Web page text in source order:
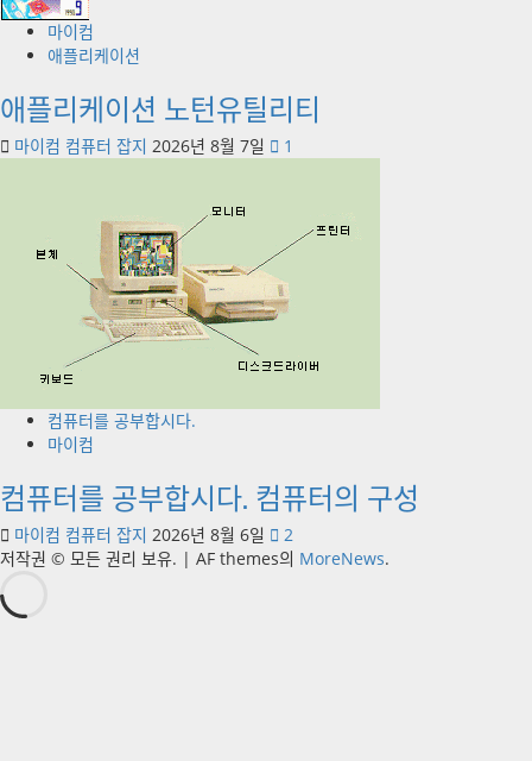
마이컴
애플리케이션
애플리케이션 노턴유틸리티
마이컴 컴퓨터 잡지 2026년 8월 7일 1
컴퓨터를 공부합시다.
마이컴
컴퓨터를 공부합시다. 컴퓨터의 구성
마이컴 컴퓨터 잡지 2026년 8월 6일
2
저작권 © 모든 권리 보유. | AF themes의 MoreNews.